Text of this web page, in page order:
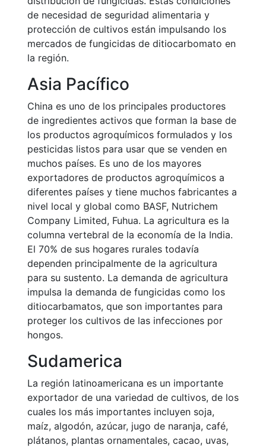
de necesidad de seguridad alimentaria y
protección de cultivos están impulsando los
mercados de fungicidas de ditiocarbomato en
la región.
Asia Pacífico
China es uno de los principales productores
de ingredientes activos que forman la base de
los productos agroquímicos formulados y los
pesticidas listos para usar que se venden en
muchos países. Es uno de los mayores
exportadores de productos agroquímicos a
diferentes países y tiene muchos fabricantes a
nivel local y global como BASF, Nutrichem
Company Limited, Fuhua. La agricultura es la
columna vertebral de la economía de la India.
El 70% de sus hogares rurales todavía
dependen principalmente de la agricultura
para su sustento. La demanda de agricultura
impulsa la demanda de fungicidas como los
ditiocarbamatos, que son importantes para
proteger los cultivos de las infecciones por
hongos.
Sudamerica
La región latinoamericana es un importante
exportador de una variedad de cultivos, de los
cuales los más importantes incluyen soja,
maíz, algodón, azúcar, jugo de naranja, café,
plátanos, plantas ornamentales, cacao, uvas,